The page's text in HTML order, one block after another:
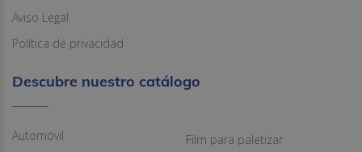
Aviso Legal
Política de privacidad
Descubre nuestro catálogo
Automóvil
Film para paletizar